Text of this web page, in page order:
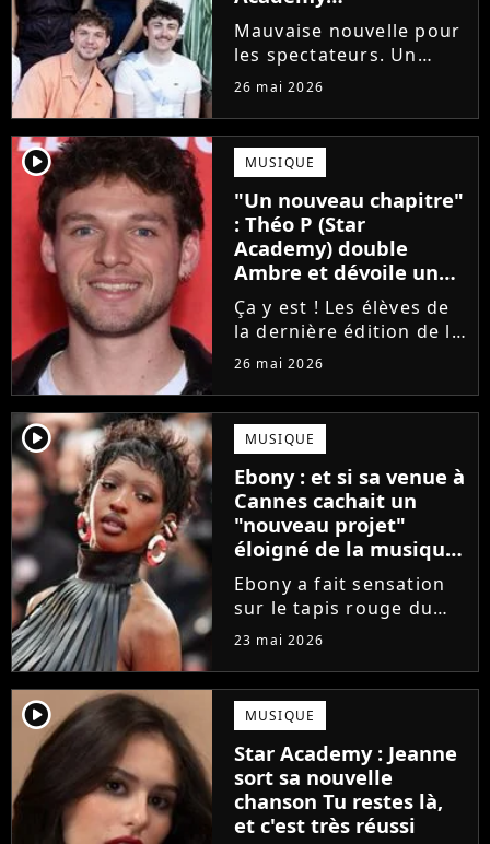
définitivement annulé
Mauvaise nouvelle pour
les spectateurs. Un
concert de la Star
dernière minute pour
des raisons de santé, ne
sera finalement pas
reprogrammé.
26 mai 2026
player2 MUSIQUE
"Un nouveau chapitre"
: Théo P (Star
Academy) double
Ambre et dévoile un
premier extrait de son
single
Ça y est ! Les élèves de
la dernière édition de la
Star Academy
publier leurs singles et
c'est Théo P qui sera le
prochain à faire le
grand saut. Découvrez
un extrait...
26 mai 2026
player2 MUSIQUE
Ebony : et si sa venue à
Cannes cachait un
"nouveau projet"
éloigné de la musique
?
Ebony a fait sensation
sur le tapis rouge du
Festival de Cannes 2026.
un "nouveau projet" en
lien avec... le cinéma ?
La finaliste de la Star
Academy divulgue...
23 mai 2026
player2 MUSIQUE
Star Academy : Jeanne
sort sa nouvelle
chanson Tu restes là,
et c'est très réussi